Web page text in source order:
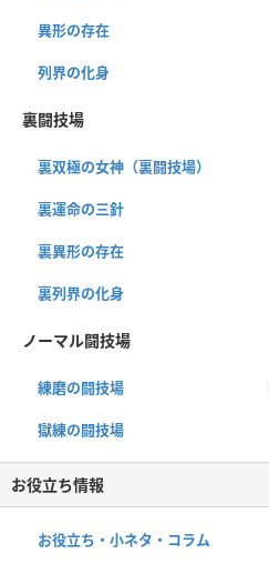
異形の存在
列界の化身
裏闘技場
裏双極の女神（裏闘技場）
裏運命の三針
裏異形の存在
裏列界の化身
ノーマル闘技場
練磨の闘技場
獄練の闘技場
お役立ち情報
お役立ち・小ネタ・コラム